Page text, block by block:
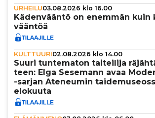
URHEILU03.08.2026 klo 16.00
Käden­vääntö on enemmän kuin
vääntöä
KULTTUURI02.08.2026 klo 14.00
Suuri tun­te­ma­ton tai­tei­lija
teen: Elga Sesemann avaa
-sarjan Ateneumin
elokuuta